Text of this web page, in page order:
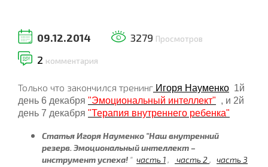
09.12.2014 3279 Просмотров
2 комментария
Только что закончился тренинг Игоря Науменко 1й
день 6 декабря "Эмоциональный интеллект" , и 2й
день 7 декабря "Терапия внутреннего ребенка"
Статья Игоря Науменко "Наш внутренний
резерв. Эмоциональный интеллект –
инструмент успеха! " часть 1, часть 2, часть 3